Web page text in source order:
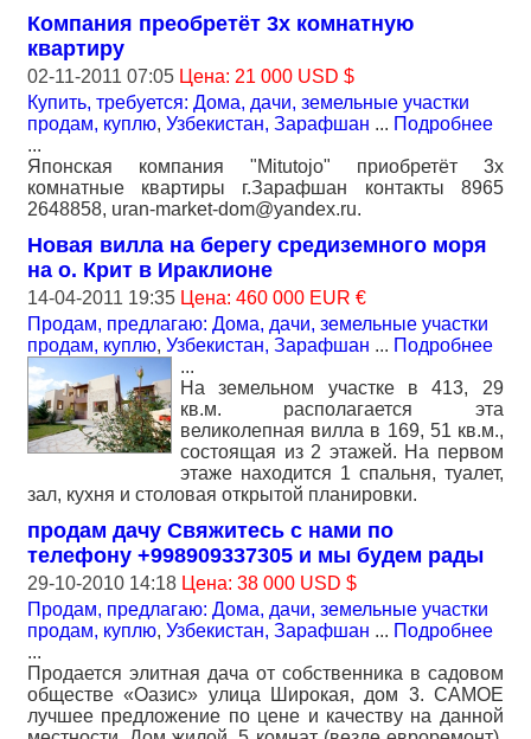
Компания преобретёт 3х комнатную
квартиру
02-11-2011 07:05 Цена: 21 000 USD $
Купить, требуется: Дома, дачи, земельные участки
продам, куплю, Узбекистан, Зарафшан ... Подробнее
...
Японская компания "Mitutojo" приобретёт 3х
комнатные квартиры г.Зарафшан контакты 8965
2648858, uran-market-dom@yandex.ru.
Новая вилла на берегу средиземного моря
на о. Крит в Ираклионе
14-04-2011 19:35 Цена: 460 000 EUR €
Продам, предлагаю: Дома, дачи, земельные участки
продам, куплю, Узбекистан, Зарафшан ... Подробнее
...
На земельном участке в 413, 29
кв.м. располагается эта
великолепная вилла в 169, 51 кв.м.,
состоящая из 2 этажей. На первом
этаже находится 1 спальня, туалет,
зал, кухня и столовая открытой планировки.
продам дачу Свяжитесь с нами по
телефону +998909337305 и мы будем рады
29-10-2010 14:18 Цена: 38 000 USD $
Продам, предлагаю: Дома, дачи, земельные участки
продам, куплю, Узбекистан, Зарафшан ... Подробнее
...
Продается элитная дача от собственника в садовом
обществе «Оазис» улица Широкая, дом 3. САМОЕ
лучшее предложение по цене и качеству на данной